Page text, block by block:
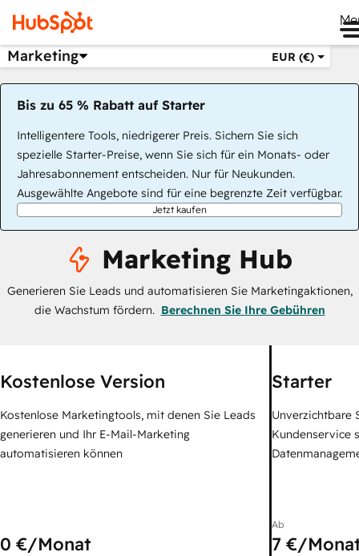
Marketing EUR (€)
Bis zu 65 % Rabatt auf Starter
Intelligentere Tools, niedrigerer Preis. Sichern Sie sich
spezielle Starter-Preise, wenn Sie sich für ein Monats- oder
Jahresabonnement entscheiden. Nur für Neukunden.
Ausgewählte Angebote sind für eine begrenzte Zeit verfügbar.
Jetzt kaufen
Marketing Hub
Generieren Sie Leads und automatisieren Sie Marketingaktionen,
die Wachstum fördern. Berechnen Sie Ihre Gebühren
Kostenlose Version
Kostenlose Marketingtools, mit denen Sie Leads
generieren und Ihr E-Mail-Marketing
automatisieren können
0 €/Monat
Starter
Unverzichtbare
Kundenservice
Ab
7 €/